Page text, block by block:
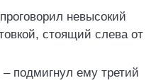
невысокий
стоящий слева от
подмигнул ему третий